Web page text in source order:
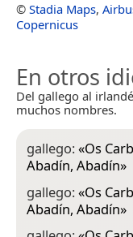
© Stadia Maps,
Copernicus
En otros
Del gallego al
muchos nombres.
gallego:«Os
Abadín, Abadín»
gallego:«Os
Abadín, Abadín»